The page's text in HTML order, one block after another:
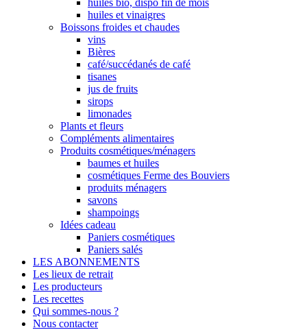
huiles bio, dispo fin de mois
huiles et vinaigres
Boissons froides et chaudes
vins
Bières
café/succédanés de café
tisanes
jus de fruits
sirops
limonades
Plants et fleurs
Compléments alimentaires
Produits cosmétiques/ménagers
baumes et huiles
cosmétiques Ferme des Bouviers
produits ménagers
savons
shampoings
Idées cadeau
Paniers cosmétiques
Paniers salés
LES ABONNEMENTS
Les lieux de retrait
Les producteurs
Les recettes
Qui sommes-nous ?
Nous contacter